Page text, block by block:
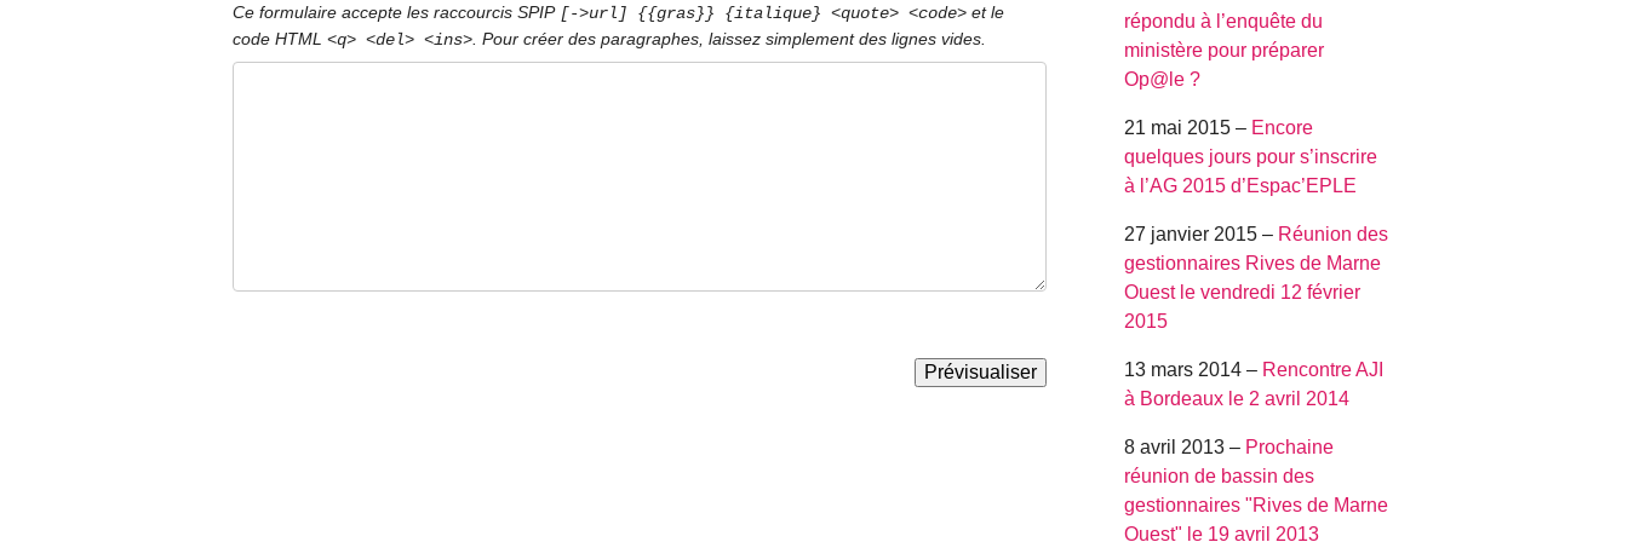
Ce formulaire accepte les raccourcis SPIP [->url] {{gras}} {italique} <quote> <code> et le
code HTML <q> <del> <ins> . Pour créer des paragraphes, laissez simplement des lignes vides.
répondu à l’enquête du
ministère pour préparer
Op@le ?
21 mai 2015 – Encore
quelques jours pour s’inscrire
à l’AG 2015 d’Espac’EPLE
27 janvier 2015 – Réunion des
gestionnaires Rives de Marne
Ouest le vendredi 12 février
2015
13 mars 2014 – Rencontre AJI
à Bordeaux le 2 avril 2014
8 avril 2013 – Prochaine
réunion de bassin des
gestionnaires "Rives de Marne
Ouest" le 19 avril 2013